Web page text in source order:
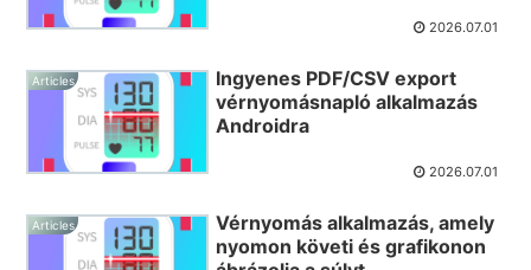
2026.07.01
Articles
Ingyenes PDF/CSV export
vérnyomásnapló alkalmazás
Androidra
2026.07.01
Articles
Vérnyomás alkalmazás, amely
nyomon követi és grafikonon